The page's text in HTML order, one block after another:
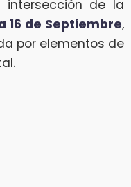
intersección de la
16 de Septiembre,
por elementos de